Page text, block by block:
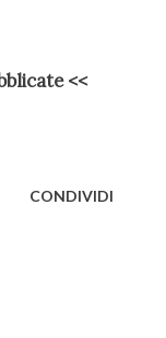
<<
CONDIVIDI